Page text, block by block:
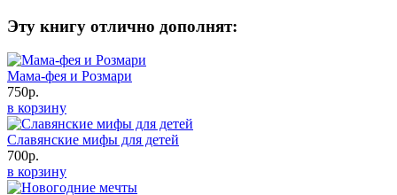
Эту книгу отлично дополнят:
Мама-фея и Розмари
750р.
в корзину
Славянские мифы для детей
700р.
в корзину